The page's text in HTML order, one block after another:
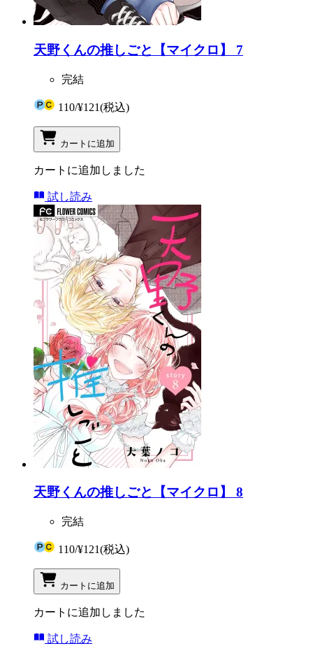
天野くんの推しごと【マイクロ】 7
完結
110/¥121(税込)
カートに追加
カートに追加しました
試し読み
天野くんの推しごと【マイクロ】 8
完結
110/¥121(税込)
カートに追加
カートに追加しました
試し読み